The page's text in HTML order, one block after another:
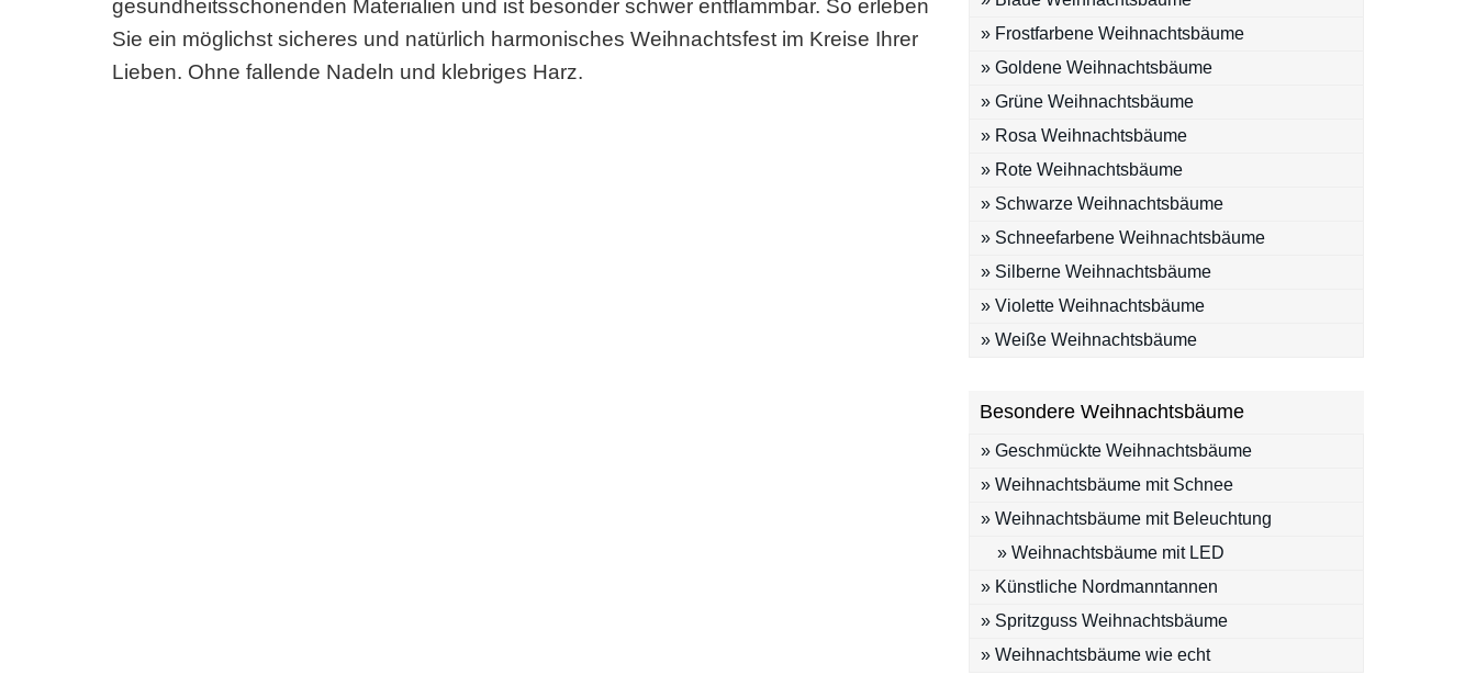
gesundheitsschonenden Materialien und ist besonder schwer entflammbar. So erleben
Sie ein möglichst sicheres und natürlich harmonisches Weihnachtsfest im Kreise Ihrer
Lieben. Ohne fallende Nadeln und klebriges Harz.
» Frostfarbene Weihnachtsbäume
» Goldene Weihnachtsbäume
» Grüne Weihnachtsbäume
» Rosa Weihnachtsbäume
» Rote Weihnachtsbäume
» Schwarze Weihnachtsbäume
» Schneefarbene Weihnachtsbäume
» Silberne Weihnachtsbäume
» Violette Weihnachtsbäume
» Weiße Weihnachtsbäume
Besondere Weihnachtsbäume
» Geschmückte Weihnachtsbäume
» Weihnachtsbäume mit Schnee
» Weihnachtsbäume mit Beleuchtung
» Weihnachtsbäume mit LED
» Künstliche Nordmanntannen
» Spritzguss Weihnachtsbäume
» Weihnachtsbäume wie echt